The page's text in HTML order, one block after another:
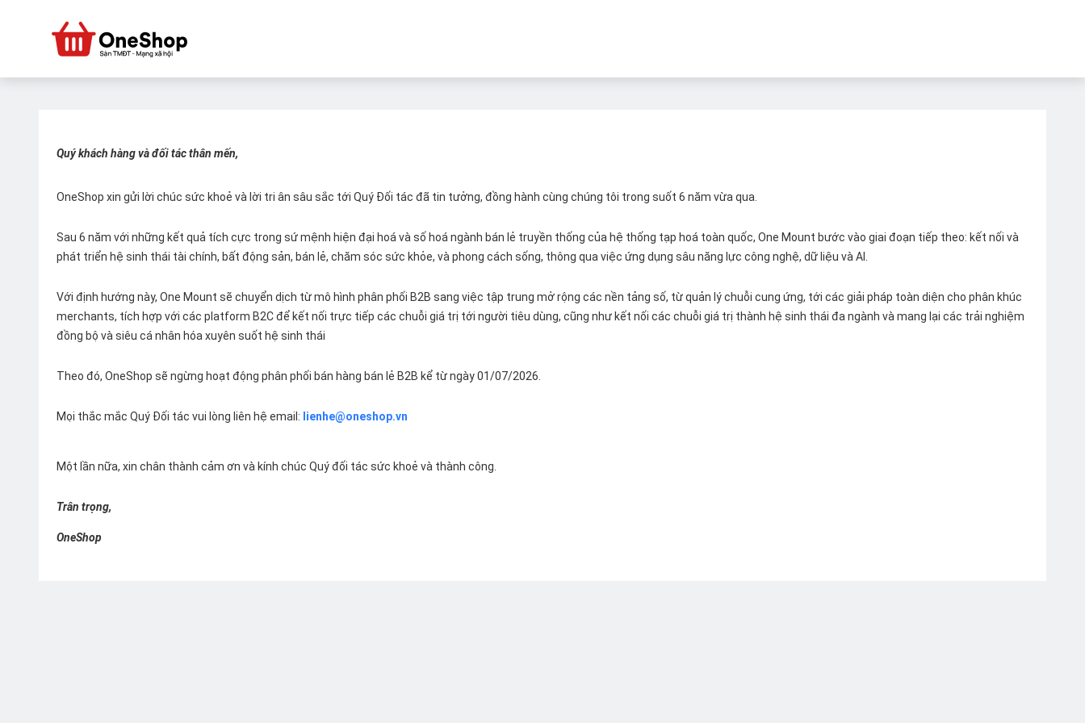
Quý khách hàng và đối tác thân mến,
OneShop xin gửi lời chúc sức khoẻ và lời tri ân sâu sắc tới Quý Đối tác đã tin tưởng, đồng hành cùng chúng tôi trong suốt 6 năm vừa qua.
Sau 6 năm với những kết quả tích cực trong sứ mệnh hiện đại hoá và số hoá ngành bán lẻ truyền thống của hệ thống tạp hoá toàn quốc, One Mount bước vào giai đoạn tiếp theo: kết nối và
phát triển hệ sinh thái tài chính, bất động sản, bán lẻ, chăm sóc sức khỏe, và phong cách sống, thông qua việc ứng dụng sâu năng lực công nghệ, dữ liệu và AI.
Với định hướng này, One Mount sẽ chuyển dịch từ mô hình phân phối B2B sang việc tập trung mở rộng các nền tảng số, từ quản lý chuỗi cung ứng, tới các giải pháp toàn diện cho phân khúc
merchants, tích hợp với các platform B2C để kết nối trực tiếp các chuỗi giá trị tới người tiêu dùng, cũng như kết nối các chuỗi giá trị thành hệ sinh thái đa ngành và mang lại các trải nghiệm
đồng bộ và siêu cá nhân hóa xuyên suốt hệ sinh thái
Theo đó, OneShop sẽ ngừng hoạt động phân phối bán hàng bán lẻ B2B kể từ ngày 01/07/2026.
Mọi thắc mắc Quý Đối tác vui lòng liên hệ email: lienhe@oneshop.vn
Một lần nữa, xin chân thành cảm ơn và kính chúc Quý đối tác sức khoẻ và thành công.
Trân trọng,
OneShop